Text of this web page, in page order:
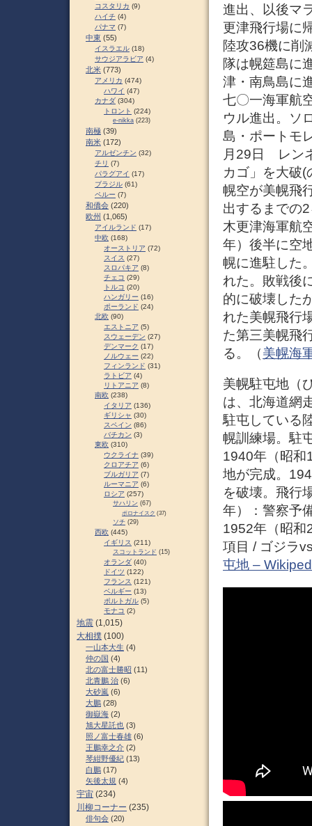
進出、以後マ
更津飛行場に
陸攻36機に削
隊は幌筵島に
津・南鳥島に
七〇一海軍航
ウル進出。ソ
島・ポートモ
月29日 レン
カゴ」を大破
幌空が美幌飛
出するまでの
木更津海軍航
年）後半に空
幌に進駐した
れた。敗戦後
的に破壊した
れた美幌飛行
た第三美幌飛
る。（美幌海
美幌駐屯地（
は、北海道網
駐屯している
幌訓練場。駐
1940年（昭和
地が完成。
を破壊。飛行
年）：警察予
1952年（昭和
項目 / ゴジラ
屯地 –
コスタリカ (9)
ハイチ (4)
パナマ (7)
中東 (55)
イスラエル (18)
サウジアラビア (4)
北米 (773)
アメリカ (474)
ハワイ (47)
カナダ (304)
トロント (224)
e-nikka (223)
南極 (39)
南米 (172)
アルゼンチン (32)
チリ (7)
パラグアイ (17)
ブラジル (61)
ペルー (7)
和僑会 (220)
欧州 (1,065)
アイルランド (17)
中欧 (168)
オーストリア (72)
スイス (27)
スロパキア (8)
チェコ (29)
トルコ (20)
ハンガリー (16)
ポーランド (24)
北欧 (90)
エストニア (5)
スウェーデン (27)
デンマーク (17)
ノルウェー (22)
フィンランド (31)
ラトビア (4)
リトアニア (8)
南欧 (238)
イタリア (136)
ギリシャ (30)
スペイン (86)
バチカン (3)
東欧 (310)
ウクライナ (39)
クロアチア (6)
ブルガリア (7)
ルーマニア (6)
ロシア (257)
サハリン (67)
ポロナイスク (37)
ソチ (29)
西欧 (445)
イギリス (211)
スコットランド (15)
オランダ (40)
ドイツ (122)
フランス (121)
ベルギー (13)
ポルトガル (5)
モナコ (2)
地震 (1,015)
大相撲 (100)
一山本大生 (4)
仲の国 (4)
北の富士勝昭 (11)
北青鵬 治 (6)
大砂嵐 (6)
大鵬 (28)
御嶽海 (2)
旭大星託也 (3)
照ノ富士春雄 (6)
王鵬幸之介 (2)
琴紺野優紀 (13)
白鵬 (17)
矢後太規 (4)
宇宙 (234)
川柳コーナー (235)
俳句会 (20)